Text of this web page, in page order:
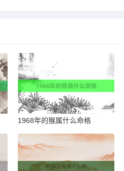
1968年的猴属什么命格